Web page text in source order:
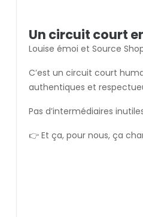
Un circuit court
Louise émoi et Source
C’est un circuit court
authentiques et
Pas d’intermédiaires
👉 Et ça, pour nous, ça